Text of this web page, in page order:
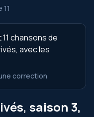
chansons de
avec les
correction
saison 3,